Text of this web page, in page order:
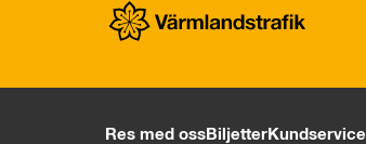
Res med ossBiljetterKundservice